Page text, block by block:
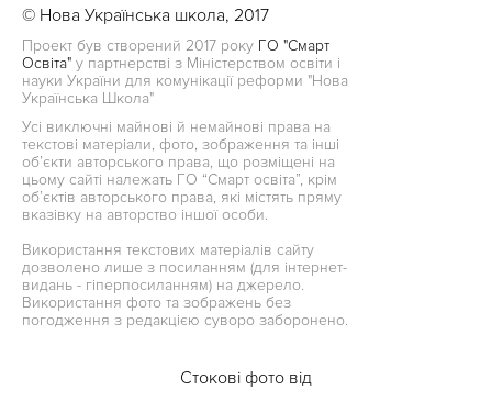
© Нова Українська школа, 2017
Проект був створений 2017 року ГО "Смарт
Освіта" у партнерстві з Міністерством освіти і
науки України для комунікації реформи "Нова
Українська Школа"
Усі виключні майнові й немайнові права на
текстові матеріали, фото, зображення та інші
об’єкти авторського права, що розміщені на
цьому сайті належать ГО “Смарт освіта”, крім
об’єктів авторського права, які містять пряму
вказівку на авторство іншої особи.
Використання текстових матеріалів сайту
дозволено лише з посиланням (для інтернет-
видань - гіперпосиланням) на джерело.
Використання фото та зображень без
погодження з редакцією суворо заборонено.
Стокові фото від